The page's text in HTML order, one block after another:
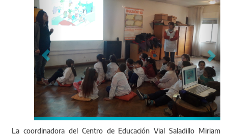
La coordinadora del Centro de Educación Vial Saladillo Miriam